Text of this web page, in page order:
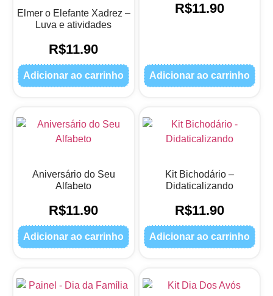
Elmer o Elefante Xadrez –
Luva e atividades
R$11.90
Adicionar ao carrinho
R$11.90
Adicionar ao carrinho
Aniversário do Seu
Alfabeto
R$11.90
Adicionar ao carrinho
Kit Bichodário –
Didaticalizando
R$11.90
Adicionar ao carrinho